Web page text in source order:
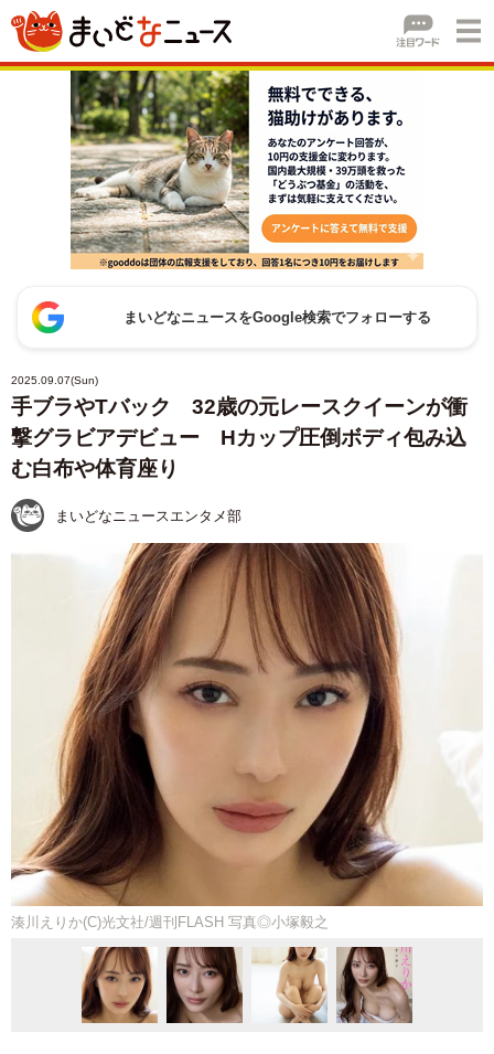
まいどなニュースをGoogle検索でフォローする
2025.09.07(Sun)
手ブラやTバック 32歳の元レースクイーンが衝
撃グラビアデビュー Hカップ圧倒ボディ包み込
む白布や体育座り
まいどなニュースエンタメ部
湊川えりか(C)光文社/週刊FLASH 写真◎小塚毅之